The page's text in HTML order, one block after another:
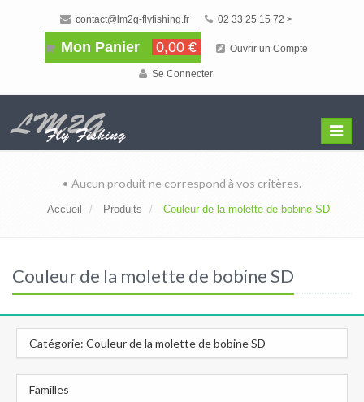
contact@lm2g-flyfishing.fr 02 33 25 15 72 >
Mon Panier 0,00 € Ouvrir un Compte
Se Connecter
Menu
• Aucun produit ne correspond à vos critères.
Accueil Produits Couleur de la molette de bobine SD
Couleur de la molette de bobine SD
Catégorie: Couleur de la molette de bobine SD
Familles